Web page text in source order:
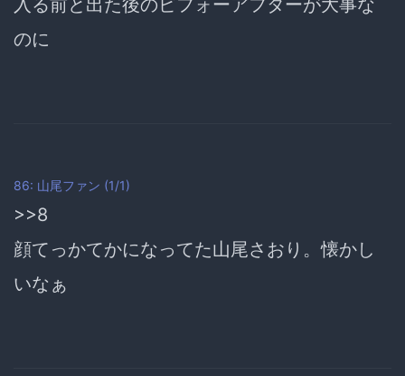
入る前と出た後のビフォーアフターが大事な
のに
86: 山尾ファン (1/1)
>>8
顔てっかてかになってた山尾さおり。懐かし
いなぁ